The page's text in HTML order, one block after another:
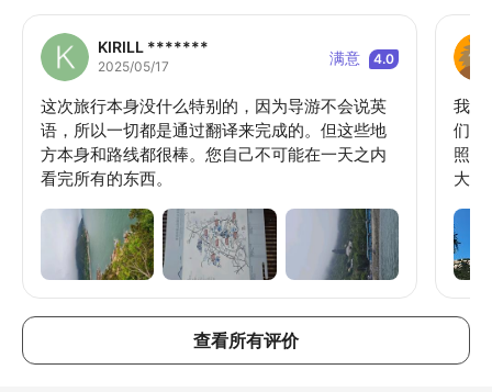
KIRILL *******
2025/05/17 满意 4.0
这次旅行本身没什么特别的，因为导游不会说英
语，所以一切都是通过翻译来完成的。但这些地
方本身和路线都很棒。您自己不可能在一天之内
看完所有的东西。
我们
们非
照顾
大
司机
香烟
查看所有评价